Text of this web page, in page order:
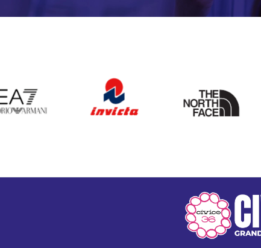
INVICTA
NORTH
FACE